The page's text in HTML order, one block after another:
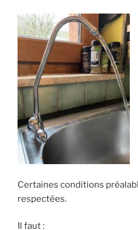
Certaines conditions
respectées.
Il faut :